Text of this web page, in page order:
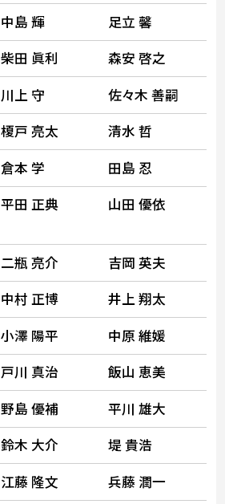
中島 輝
足立 馨
柴田 眞利
森安 啓之
川上 守
佐々木 善嗣
榎戸 亮太
清水 哲
倉本 学 田島 忍
平田 正典 山田 優依
二瓶 亮介
吉岡 英夫
中村 正博
井上 翔太
小澤 陽平
中原 維媛
戸川 真治
飯山 恵美
野島 優補
平川 雄大
鈴木 大介
堤 貴浩
江藤 隆文
兵藤 潤一